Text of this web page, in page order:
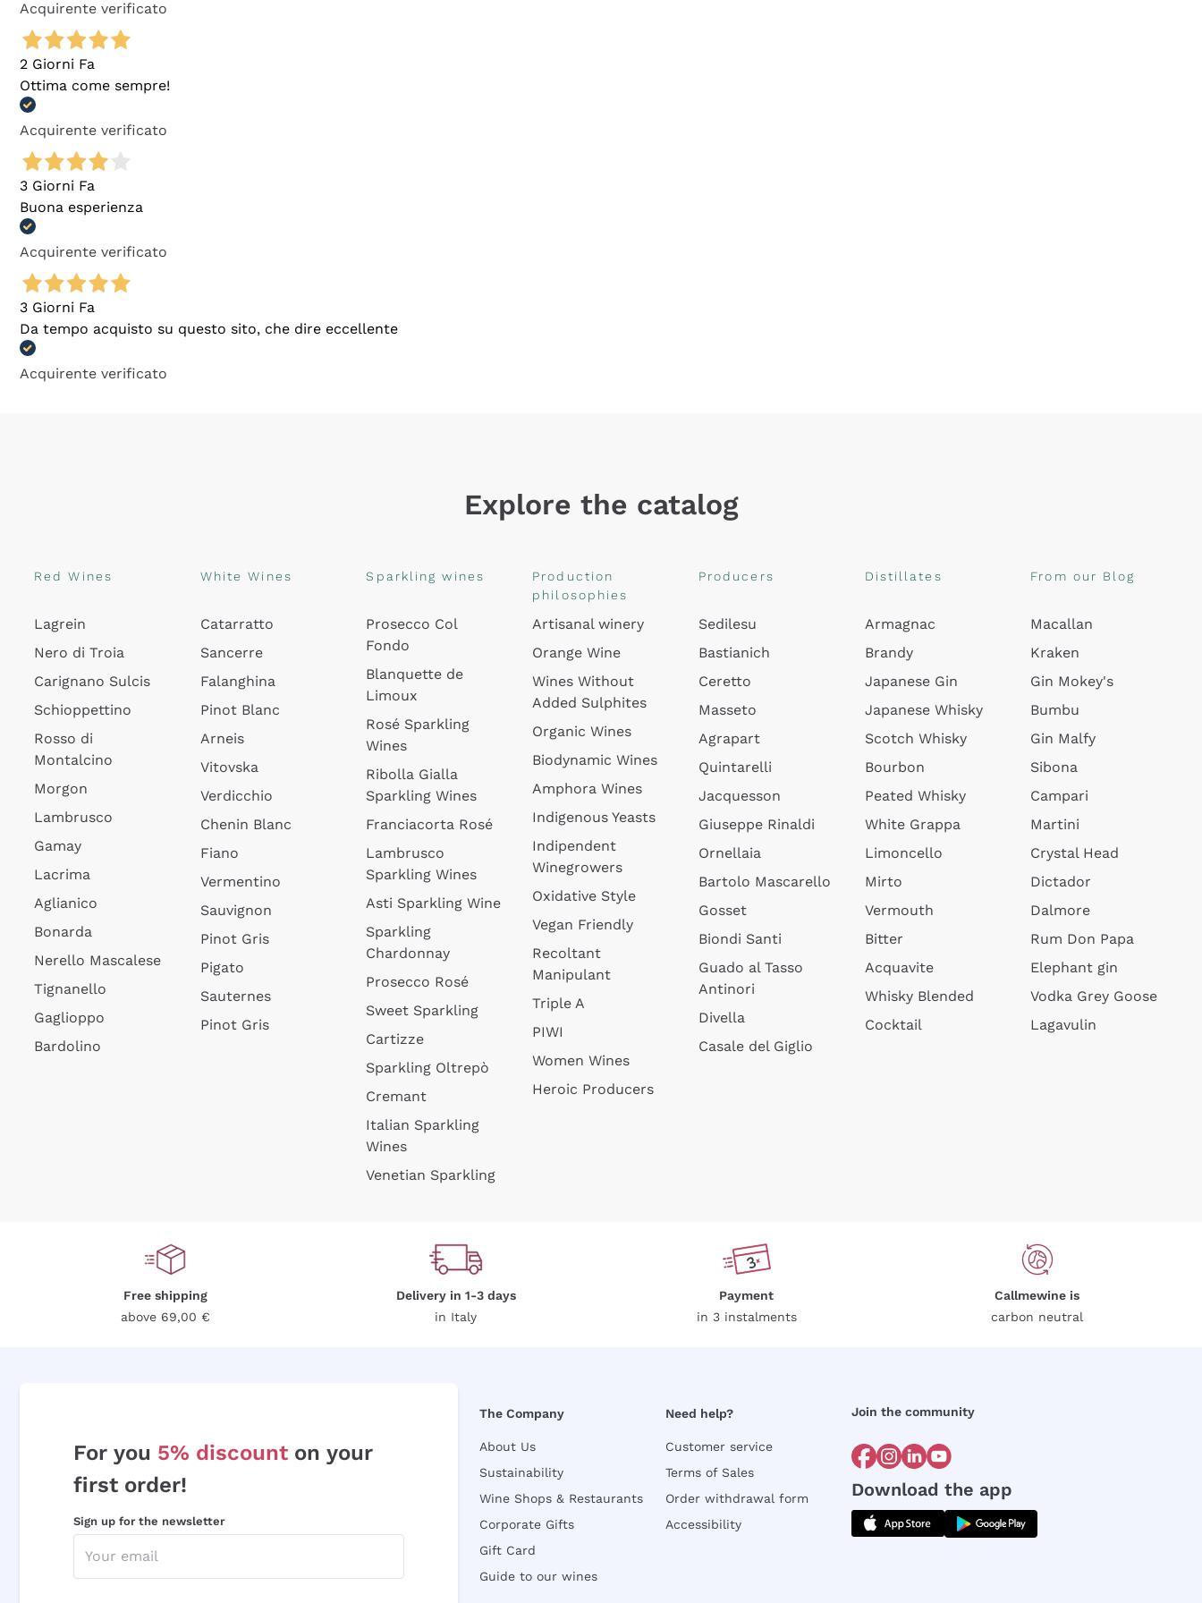
Acquirente verificato
2 Giorni Fa
Ottima come sempre!
Acquirente verificato
3 Giorni Fa
Buona esperienza
Acquirente verificato
3 Giorni Fa
Da tempo acquisto su questo sito, che dire eccellente
Acquirente verificato
Explore the catalog
Red Wines
Lagrein
Nero di Troia
Carignano Sulcis
Schioppettino
Rosso di
Montalcino
Morgon
Lambrusco
Gamay
Lacrima
Aglianico
Bonarda
Nerello Mascalese
Tignanello
Gaglioppo
Bardolino
White Wines
Catarratto
Sancerre
Falanghina
Pinot Blanc
Arneis
Vitovska
Verdicchio
Chenin Blanc
Fiano
Vermentino
Sauvignon
Pinot Gris
Pigato
Sauternes
Pinot Gris
Sparkling wines
Prosecco Col
Fondo
Blanquette de
Limoux
Rosé Sparkling
Wines
Ribolla Gialla
Sparkling Wines
Franciacorta Rosé
Lambrusco
Sparkling Wines
Asti Sparkling Wine
Sparkling
Chardonnay
Prosecco Rosé
Sweet Sparkling
Cartizze
Sparkling Oltrepò
Cremant
Italian Sparkling
Wines
Venetian Sparkling
Production
philosophies
Artisanal winery
Orange Wine
Wines Without
Added Sulphites
Organic Wines
Biodynamic Wines
Amphora Wines
Indigenous Yeasts
Indipendent
Winegrowers
Oxidative Style
Vegan Friendly
Recoltant
Manipulant
Triple A
PIWI
Women Wines
Heroic Producers
Producers
Sedilesu
Bastianich
Ceretto
Masseto
Agrapart
Quintarelli
Jacquesson
Giuseppe Rinaldi
Ornellaia
Bartolo Mascarello
Gosset
Biondi Santi
Guado al Tasso
Antinori
Divella
Casale del Giglio
Distillates
Armagnac
Brandy
Japanese Gin
Japanese Whisky
Scotch Whisky
Bourbon
Peated Whisky
White Grappa
Limoncello
Mirto
Vermouth
Bitter
Acquavite
Whisky Blended
Cocktail
From our Blog
Macallan
Kraken
Gin Mokey's
Bumbu
Gin Malfy
Sibona
Campari
Martini
Crystal Head
Dictador
Dalmore
Rum Don Papa
Elephant gin
Vodka Grey Goose
Lagavulin
Free shipping
above 69,00 €
Delivery in 1-3 days
in Italy
Payment
in 3 instalments
Callmewine is
carbon neutral
For you 5% discount on your
first order!
Sign up for the newsletter
The Company
About Us
Sustainability
Wine Shops & Restaurants
Corporate Gifts
Gift Card
Guide to our wines
Need help?
Customer service
Terms of Sales
Order withdrawal form
Accessibility
Join the community
Download the app